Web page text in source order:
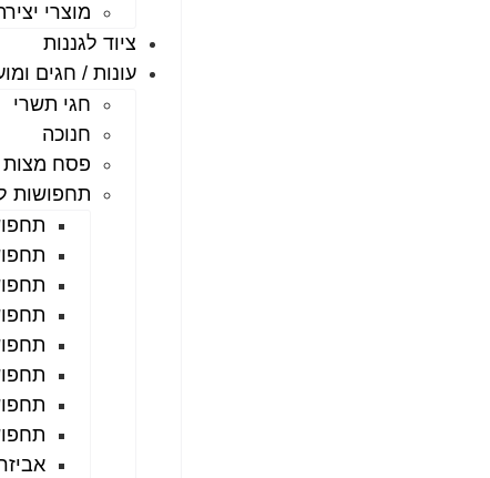
מוצרי
ציוד לגננות
עונות / חגים
חגי תשרי
חנוכה
פסח מצות
תחפושות